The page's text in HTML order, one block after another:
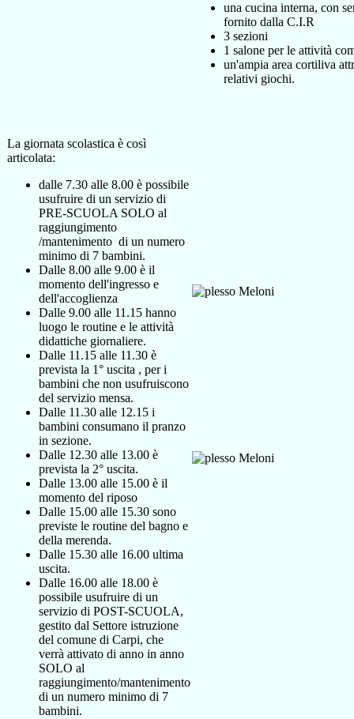
una cucina interna, con
fornito dalla C.I.R
3 sezioni
1 salone per le attività
un'ampia area cortiliva
relativi giochi.
La giornata scolastica è così
articolata:
dalle 7.30 alle 8.00 è possibile
usufruire di un servizio di
PRE-SCUOLA SOLO al
raggiungimento
/mantenimento di un numero
minimo di 7 bambini.
Dalle 8.00 alle 9.00 è il
momento dell'ingresso e
dell'accoglienza
Dalle 9.00 alle 11.15 hanno
luogo le routine e le attività
didattiche giornaliere.
Dalle 11.15 alle 11.30 è
prevista la 1° uscita , per i
bambini che non usufruiscono
del servizio mensa.
Dalle 11.30 alle 12.15 i
bambini consumano il pranzo
in sezione.
Dalle 12.30 alle 13.00 è
prevista la 2° uscita.
Dalle 13.00 alle 15.00 è il
momento del riposo
Dalle 15.00 alle 15.30 sono
previste le routine del bagno e
della merenda.
Dalle 15.30 alle 16.00 ultima
uscita.
Dalle 16.00 alle 18.00 è
possibile usufruire di un
servizio di POST-SCUOLA,
gestito dal Settore istruzione
del comune di Carpi, che
verrà attivato di anno in anno
SOLO al
raggiungimento/mantenimento
di un numero minimo di 7
bambini.